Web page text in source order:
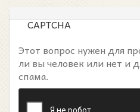
CAPTCHA
Этот вопрос нужен для
ли вы человек или нет и
спама.